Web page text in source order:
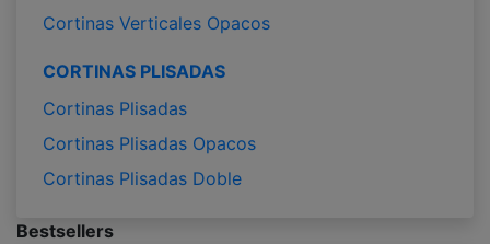
Cortinas Verticales Opacos
CORTINAS PLISADAS
Cortinas Plisadas
Cortinas Plisadas Opacos
Cortinas Plisadas Doble
Bestsellers